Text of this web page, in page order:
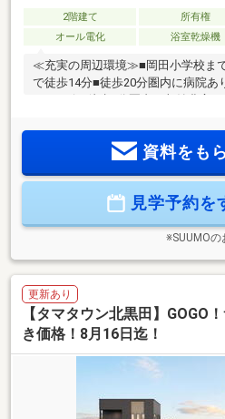
2階建て 所有権
オール電化
浴室乾燥機
≪充実の周辺環境≫■岡田小学校ま
で徒歩14分■徒歩20分圏内に病院あ
でも安心のインナーバルコニー≪
耐震等級3×低価格の新築住宅!■住宅
資料をも
見学予約を
※SUUMO
更新あり
【タマタウン北黒田】GOGO
き価格！8月16日迄！